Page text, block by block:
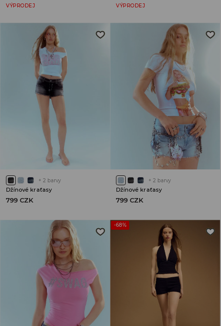
VÝPRODEJ VÝPRODEJ
+ 2 barvy
Džínové kraťasy
799 CZK
+ 2 barvy
Džínové kraťasy
799 CZK
-68%